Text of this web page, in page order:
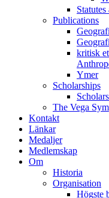
Publications
kritisk
Ymer
Scholarships
The Vega
Kontakt
Länkar
Medaljer
Medlemskap
Om
Historia
Organisation
Högste